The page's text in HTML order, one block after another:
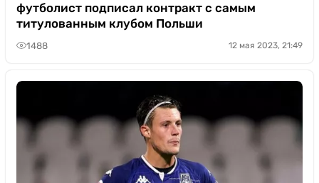
футболист подписал контракт с самым
титулованным клубом Польши
1488 12 мая 2023, 21:49